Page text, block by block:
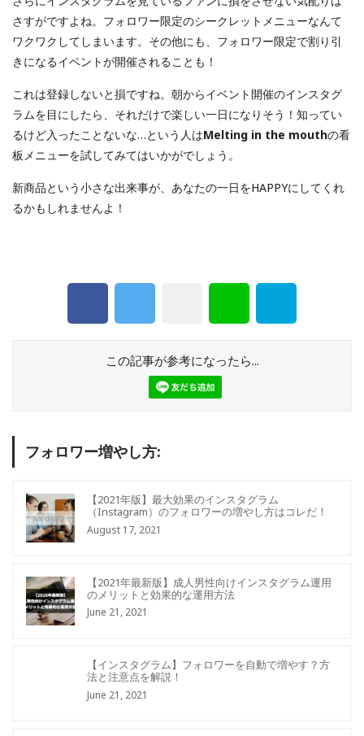
さすがですよね。フォロワー限定のシークレットメニューなんて
ワクワクしてしまいます。その他にも、フォロワー限定で割り引
きになるイベントが開催されることも！
これは登録しないと損ですね。朝からイベント開催のインスタグ
ラムを目にしたら、それだけで楽しい一日になりそう！知ってい
るけど入ったことないな…という人はMelting in the mouthの看
板メニューを試してみてはいかがでしょう。
新商品という小さな出来事が、あなたの一日をHAPPYにしてくれ
るかもしれませんよ！
この記事が参考になったら...
フォロワー増やし方:
【2021年版】最大効果のインスタグラム
（Instagram）のフォロワーの増やし方はコレだ！
August 17, 2021
【2021年最新版】成人男性向けインスタグラム運用
のメリットと効果的な運用方法
June 21, 2021
【インスタグラム】フォロワーを自動で増やす？方
法と注意点を解説！
June 21, 2021